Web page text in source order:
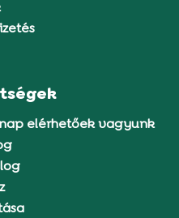
elérhetőek vagyunk